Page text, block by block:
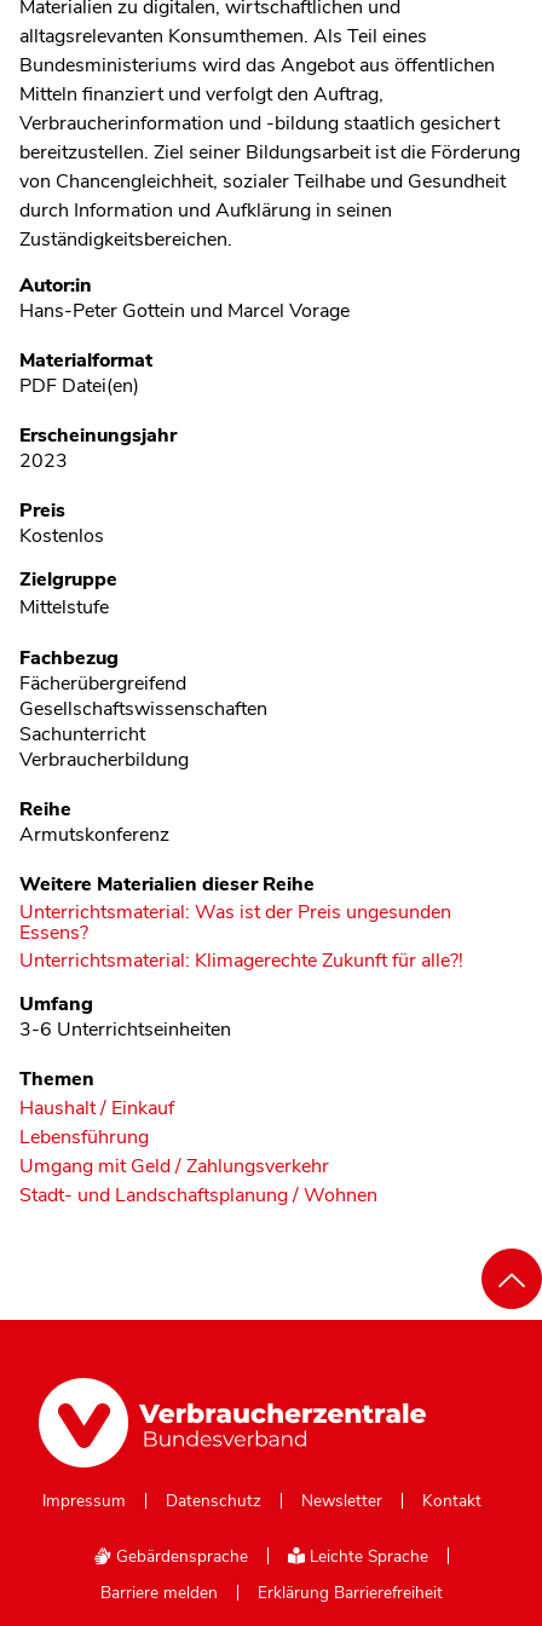
Materialien zu digitalen, wirtschaftlichen und
alltagsrelevanten Konsumthemen. Als Teil eines
Bundesministeriums wird das Angebot aus öffentlichen
Mitteln finanziert und verfolgt den Auftrag,
Verbraucherinformation und -bildung staatlich gesichert
bereitzustellen. Ziel seiner Bildungsarbeit ist die Förderung
von Chancengleichheit, sozialer Teilhabe und Gesundheit
durch Information und Aufklärung in seinen
Zuständigkeitsbereichen.
Metadaten
Autor:in
Hans-Peter Gottein und Marcel Vorage
Materialformat
PDF Datei(en)
Erscheinungsjahr
2023
Preis
Kostenlos
Zielgruppe
Mittelstufe
Fachbezug
Fächerübergreifend
Gesellschaftswissenschaften
Sachunterricht
Verbraucherbildung
Reihe
Armutskonferenz
Weitere Materialien dieser Reihe
Unterrichtsmaterial: Was ist der Preis ungesunden
Essens?
Unterrichtsmaterial: Klimagerechte Zukunft für alle?!
Umfang
3-6 Unterrichtseinheiten
Themen
Haushalt / Einkauf
Lebensführung
Umgang mit Geld / Zahlungsverkehr
Stadt- und Landschaftsplanung / Wohnen
Impressum Datenschutz Newsletter Kontakt
Gebärdensprache
Leichte Sprache
Barriere melden
Erklärung Barrierefreiheit